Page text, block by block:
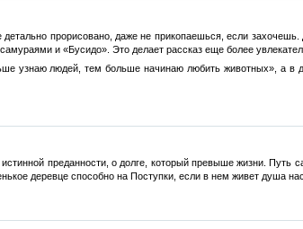
прорисовано, даже не прикопаешься, если
и «Бусидо». Это делает рассказ еще более
узнаю людей, тем больше начинаю любить животных», а в
преданности, о долге, который превыше жизни.
деревце способно на Поступки, если в нем живет душа